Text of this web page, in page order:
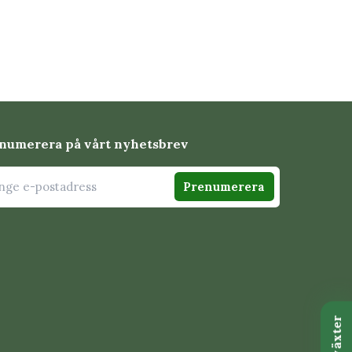
på vårt nyhetsbrev
Prenumerera